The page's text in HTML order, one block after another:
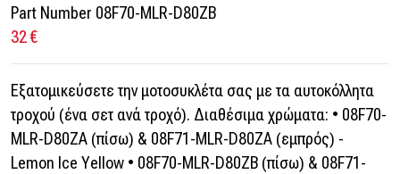
Part Number 08F70-MLR-D80ZB
32 €
Εξατομικεύσετε την μοτοσυκλέτα σας με τα αυτοκόλλητα
τροχού (ένα σετ ανά τροχό). Διαθέσιμα χρώματα: • 08F70-
MLR-D80ZA (πίσω) & 08F71-MLR-D80ZA (εμπρός) -
Lemon Ice Yellow • 08F70-MLR-D80ZB (πίσω) & 08F71-